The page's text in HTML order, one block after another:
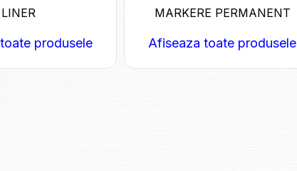
LINER
produsele
MARKERE PERMANENT
Afiseaza toate produsele